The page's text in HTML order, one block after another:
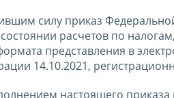
силу приказ
расчетов по
представления в
14.10.2021,
настоящего